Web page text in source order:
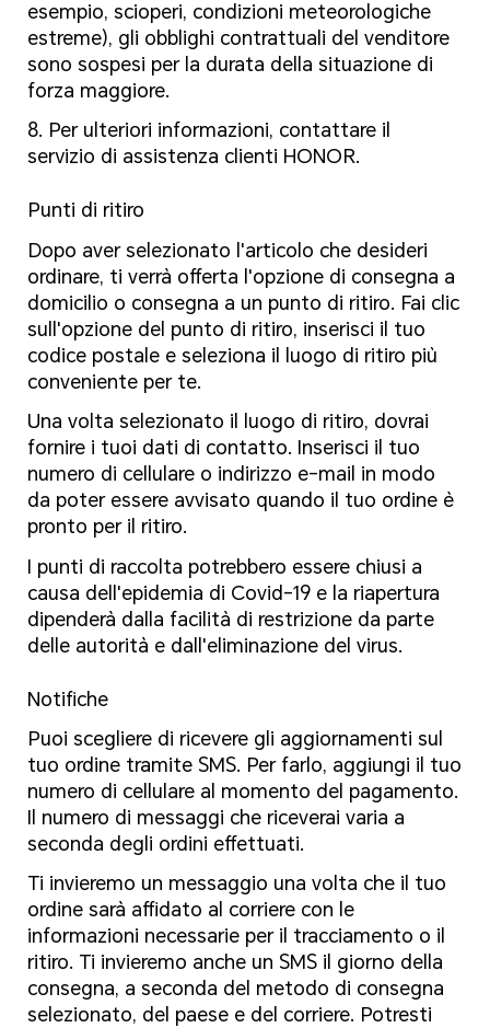
esempio, scioperi, condizioni meteorologiche
estreme), gli obblighi contrattuali del venditore
sono sospesi per la durata della situazione di
forza maggiore.
8. Per ulteriori informazioni, contattare il
servizio di assistenza clienti HONOR.
Punti di ritiro
Dopo aver selezionato l'articolo che desideri
ordinare, ti verrà offerta l'opzione di consegna a
domicilio o consegna a un punto di ritiro. Fai clic
sull'opzione del punto di ritiro, inserisci il tuo
codice postale e seleziona il luogo di ritiro più
conveniente per te.
Una volta selezionato il luogo di ritiro, dovrai
fornire i tuoi dati di contatto. Inserisci il tuo
numero di cellulare o indirizzo e-mail in modo
da poter essere avvisato quando il tuo ordine è
pronto per il ritiro.
I punti di raccolta potrebbero essere chiusi a
causa dell'epidemia di Covid-19 e la riapertura
dipenderà dalla facilità di restrizione da parte
delle autorità e dall'eliminazione del virus.
Notifiche
Puoi scegliere di ricevere gli aggiornamenti sul
tuo ordine tramite SMS. Per farlo, aggiungi il tuo
numero di cellulare al momento del pagamento.
Il numero di messaggi che riceverai varia a
seconda degli ordini effettuati.
Ti invieremo un messaggio una volta che il tuo
ordine sarà affidato al corriere con le
informazioni necessarie per il tracciamento o il
ritiro. Ti invieremo anche un SMS il giorno della
consegna, a seconda del metodo di consegna
selezionato, del paese e del corriere. Potresti